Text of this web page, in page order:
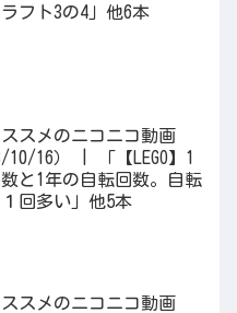
フト3の4」他6本
スメのニコニコ動画
10/16） | 「【LEGO】1
と1年の自転回数。自転
回多い」他5本
スメのニコニコ動画